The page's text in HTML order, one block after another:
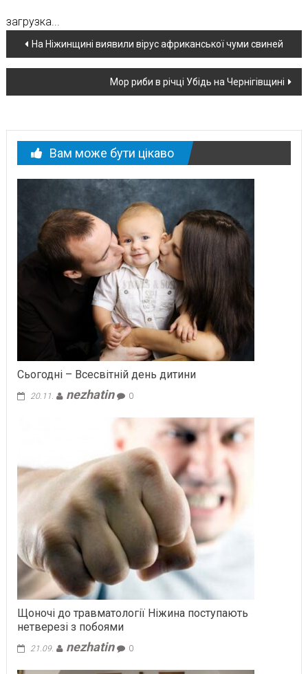
загрузка...
Навігація
по
новині
На Ніжинщині виявили вірус африканської чуми свиней
Мор риби в річці Убідь на Чернігівщині
Вам може бути цікаво
Сьогодні – Всесвітній день дитини
20.11. nezhatin 0
Щоночі до травматології Ніжина поступають
нетверезі з побоями
21.09. nezhatin 0